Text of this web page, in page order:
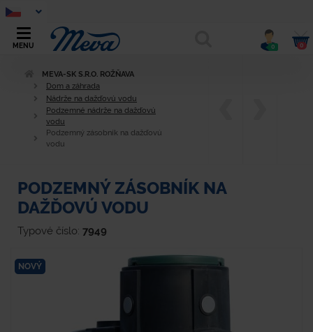
MENU 0 0
MEVA-SK S.R.O. ROŽŇAVA
Dom a záhrada
Nádrže na dažďovú vodu
Podzemné nádrže na dažďovú
vodu
Podzemný zásobník na dažďovú
vodu
PODZEMNÝ ZÁSOBNÍK NA
DAŽĎOVÚ VODU
Typové číslo: 7949
NOVÝ